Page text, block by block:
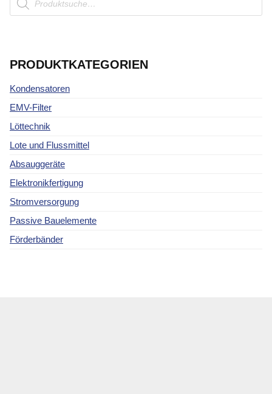
search
PRODUKTKATEGORIEN
Kondensatoren
EMV-Filter
Löttechnik
Lote und Flussmittel
Absauggeräte
Elektronikfertigung
Stromversorgung
Passive Bauelemente
Förderbänder